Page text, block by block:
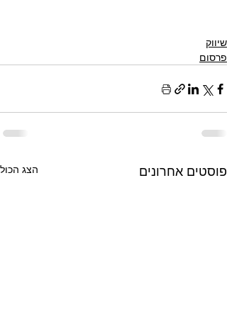
שיווק
פרסום
פוסטים אחרונים הצג הכול